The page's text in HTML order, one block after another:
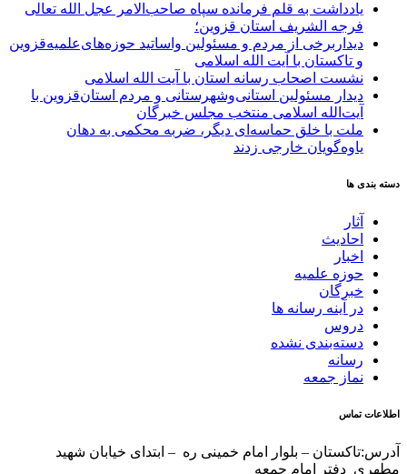
یادداشت به قلم فرمانده سپاه صاحب‌الامر عجل الله تعالی
فرجه الشریف استان قزوین؛
دیداربرخی از مردم و مسئولین واساتید حوزه‌های‌علمیه‌قزوین
و تاکستان با آیت الله اسلامی
نشست اصحاب رسانه استان با آیت الله اسلامی
دیدار مسئولین استانی‌وشهرستانی و مردم‌ استان‌قزوین با
آیت‌الله‌ اسلامی منتخب مجلس‌ خبرگان
ملت با خلق حماسه‌ای دیگر، ضربه محکمی به دهان
یاوه‌گویان خارجی زدند
دسته بندی ها
آثار
احادیث
اخبار
حوزه علمیه
خبرگان
در آینه رسانه ها
دروس
دسته‌بندی نشده
رسانه
نماز جمعه
اطلاعات تماس
آدرس:تاکستان – بلوار امام خمینی ره – ابتدای خیابان شهید
مطهری دفتر امام جمعه